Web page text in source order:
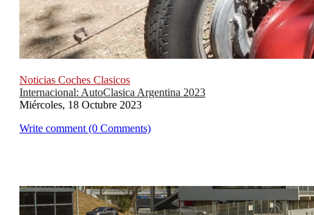
Noticias Coches Clasicos
Internacional: AutoClasica Argentina 2023
Miércoles, 18 Octubre 2023
Write comment (0 Comments)